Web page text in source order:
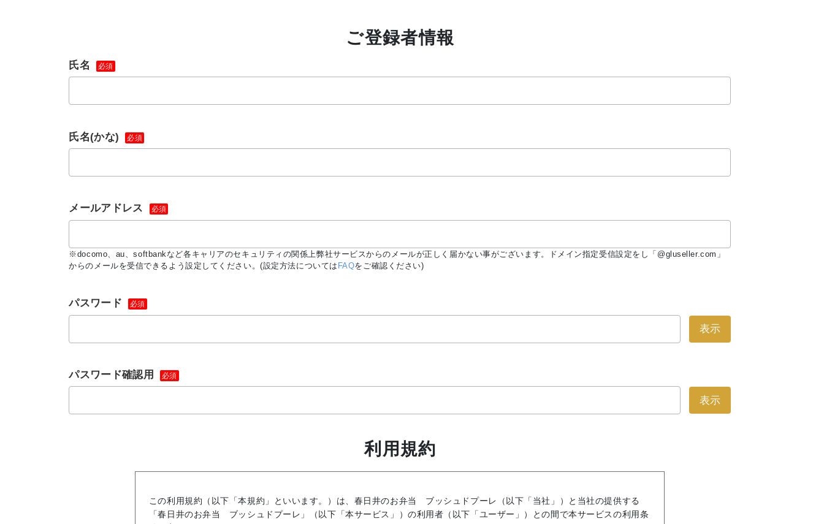
ご登録者情報
氏名 必須
氏名(かな) 必須
メールアドレス 必須
※docomo、au、softbankなど各キャリアのセキュリティの関係上弊社サービスからのメールが正しく届かない事がございます。ドメイン指定受信設定をし「@gluseller.com」
からのメールを受信できるよう設定してください。(設定方法については FAQをご確認ください)
パスワード 必須
表示
パスワード確認用 必須
表示
利用規約
この利用規約（以下「本規約」といいます。）は、春日井のお弁当 ブッシュドプーレ（以下「当社」）と当社の提供する
「春日井のお弁当 ブッシュドプーレ」（以下「本サービス」）の利用者（以下「ユーザー」）との間で本サービスの利用条